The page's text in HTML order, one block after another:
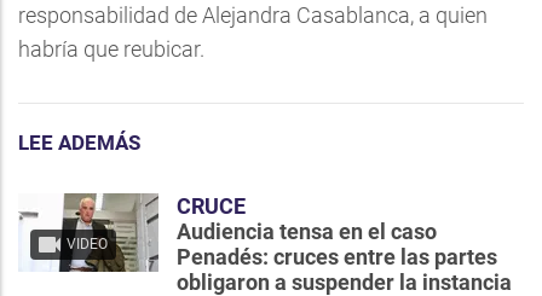
responsabilidad de Alejandra Casablanca, a quien
habría que reubicar.
LEE ADEMÁS
VIDEO
CRUCE
Audiencia tensa en el caso
Penadés: cruces entre las partes
obligaron a suspender la instancia